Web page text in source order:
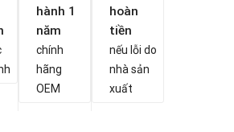
hành 1
năm
chính
hãng
OEM
hoàn
tiền
nếu lỗi do
nhà sản
xuất